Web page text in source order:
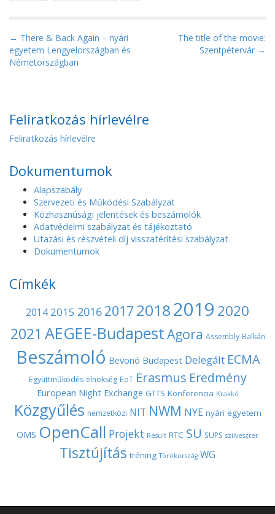
P
o
s
a
v
g
a
← There & Back Again – nyári
egyetem Lengyelországban és
Németországban
The title of the movie:
Szentpétervár →
Feliratkozás hírlevélre
Feliratkozás hírlevélre
Dokumentumok
Alapszabály
Szervezeti és Működési Szabályzat
Közhasznúsági jelentések és beszámolók
Adatvédelmi szabályzat és tájékoztató
Utazási és részvételi díj visszatérítési szabályzat
Dokumentumok
Címkék
2014 2015 2016 2017 20182019 2020
2021 AEGEE-BudapestAgora Assembly Balkán
Beszámoló Bevonó Budapest Delegált ECMA
Együttműködés elnökség EoT Erasmus Eredmény
European Night Exchange GTTS Konferencia Krakkó
Közgyűlés nemzetközi NIT NWM NYE nyári egyetem
OMS OpenCall Projekt Result RTC SU SUPS szilveszter
Tisztújítás tréning Törökország WG